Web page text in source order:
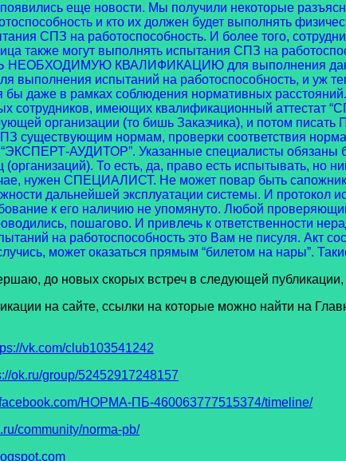
еще новости. Мы получили некоторые
и кто их должен будет выполнять
СПЗ на работоспособность. И более того,
также могут выполнять испытания СПЗ на
НЕОБХОДИМУЮ КВАЛИФИКАЦИЮ для выполнения
выполнения испытаний на работоспособность, и
бы даже в рамках соблюдения нормативных
сотрудников, имеющих квалификационный
организации (то бишь Заказчика), и потом
существующим нормам, проверки соответствия
АУДИТОР”. Указанные специалисты обязаны
То есть, да, право есть испытывать, но
нужен СПЕЦИАЛИСТ. Не может повар быть
дальнейшей эксплуатации системы. И протокол
к его наличию не упомянуто. Любой
пошагово. И привлечь к ответственности
на работоспособность это Вам не писуля.
может оказаться прямым “билетом на нары”.
новых скорых встреч в следующей публикации,
на сайте, ссылки на которые можно найти на
vk.com/club103541242
ok.ru/group/52452917248157
НОРМА-ПБ-460063777515374/timeline/
community/norma-pb/